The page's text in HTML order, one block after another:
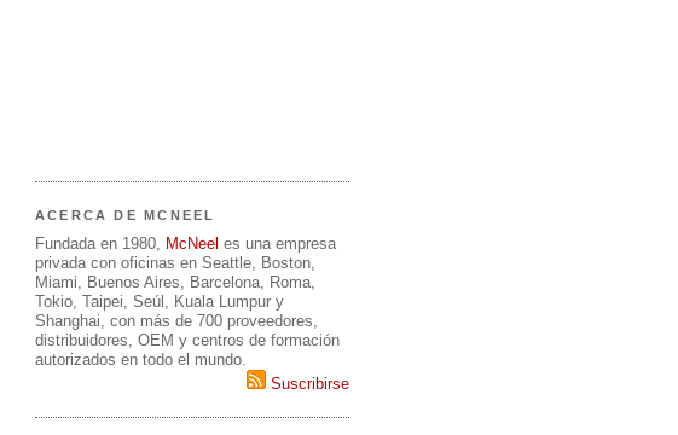
ACERCA DE MCNEEL
Fundada en 1980, McNeel es una empresa
privada con oficinas en Seattle, Boston,
Miami, Buenos Aires, Barcelona, Roma,
Tokio, Taipei, Seúl, Kuala Lumpur y
Shanghai, con más de 700 proveedores,
distribuidores, OEM y centros de formación
autorizados en todo el mundo.
Suscribirse